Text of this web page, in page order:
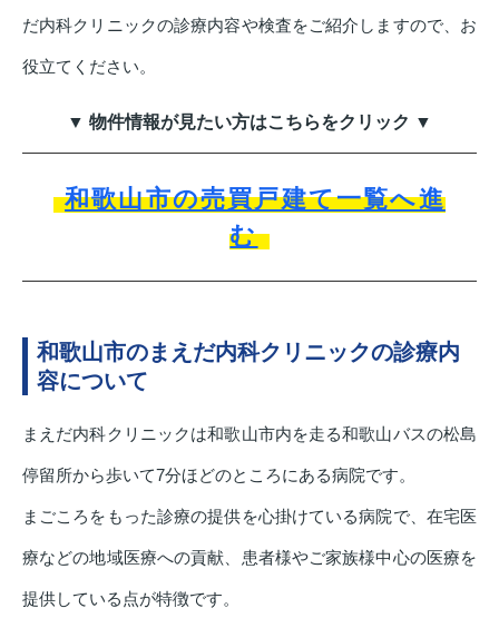
だ内科クリニックの診療内容や検査をご紹介しますので、お
役立てください。
▼ 物件情報が見たい方はこちらをクリック ▼
和歌山市の売買戸建て一覧へ進
む
和歌山市のまえだ内科クリニックの診療内
容について
まえだ内科クリニックは和歌山市内を走る和歌山バスの松島
停留所から歩いて7分ほどのところにある病院です。
まごころをもった診療の提供を心掛けている病院で、在宅医
療などの地域医療への貢献、患者様やご家族様中心の医療を
提供している点が特徴です。